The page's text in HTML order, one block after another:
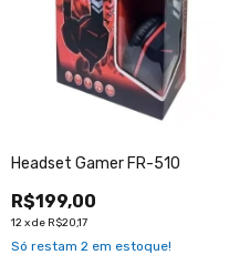
Headset Gamer FR-510
R$199,00
12xde R$20,17
Só restam 2 em estoque!